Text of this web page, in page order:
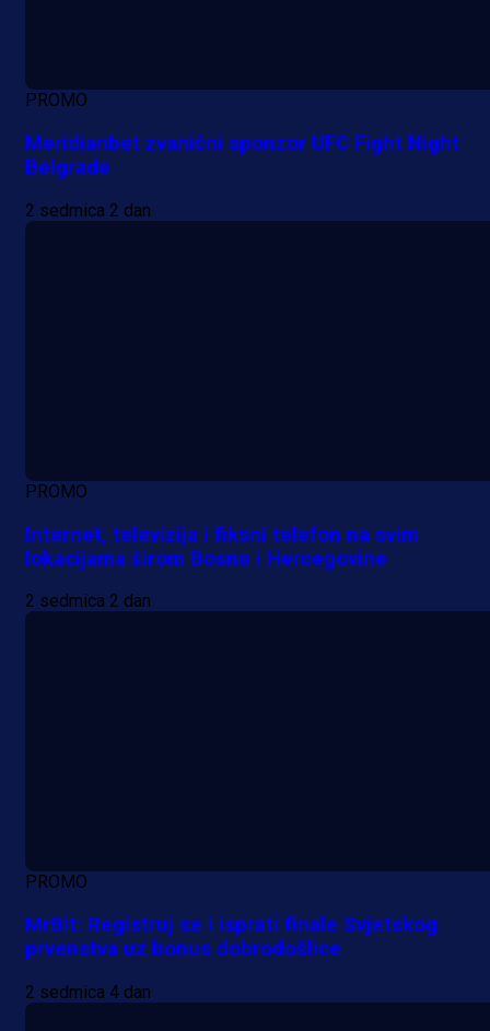
PROMO
Meridianbet zvanični sponzor UFC Fight Night
Belgrade
2 sedmica 2 dan
PROMO
Internet, televizija i fiksni telefon na svim
lokacijama širom Bosne i Hercegovine
2 sedmica 2 dan
PROMO
MrBit: Registruj se i isprati finale Svjetskog
prvenstva uz bonus dobrodošlice
2 sedmica 4 dan